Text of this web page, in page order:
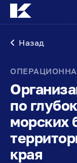
Назад
по
морских
края